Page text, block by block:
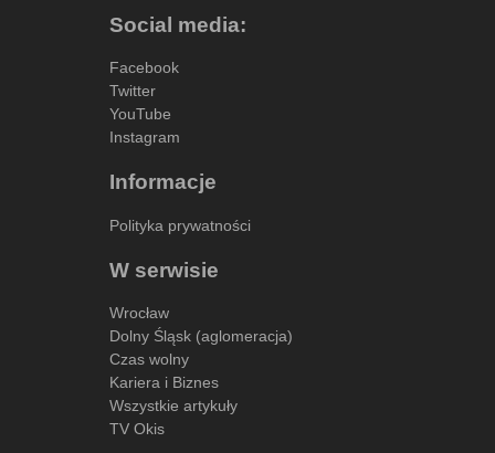
Social media:
Facebook
Twitter
YouTube
Instagram
Informacje
Polityka prywatności
W serwisie
Wrocław
Dolny Śląsk (aglomeracja)
Czas wolny
Kariera i Biznes
Wszystkie artykuły
TV Okis